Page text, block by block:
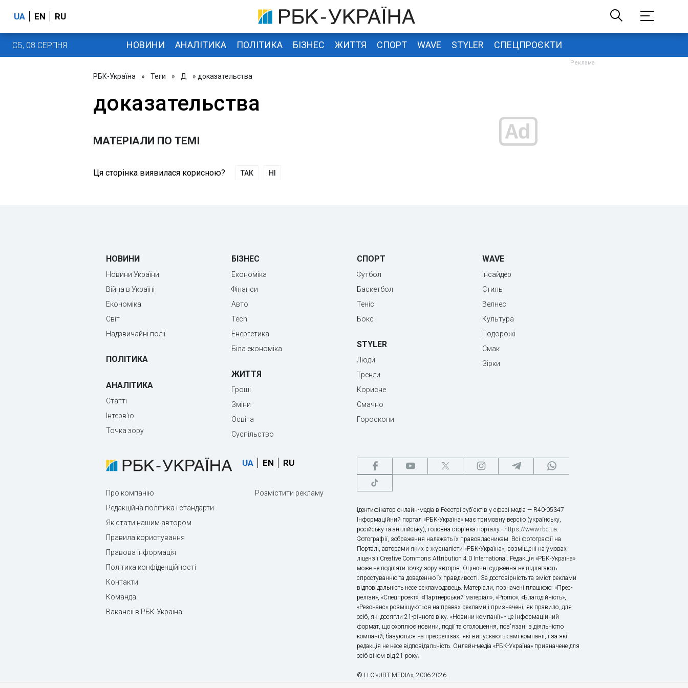
UA EN RU
СБ, 08 СЕРПНЯ НОВИНИ АНАЛІТИКА ПОЛІТИКА БІЗНЕС ЖИТТЯ СПОРТ WAVE STYLER СПЕЦПРОЄКТИ
РБК-Україна » Теги » Д » доказательства
доказательства
МАТЕРІАЛИ ПО ТЕМІ
Ця сторінка виявилася корисною? ТАК НІ
НОВИНИ
Новини України
Війна в Україні
Економіка
Світ
Надзвичайні події
ПОЛІТИКА
АНАЛІТИКА
Статті
Інтерв'ю
Точка зору
БІЗНЕС
Економіка
Фінанси
Авто
Tech
Енергетика
Біла економіка
ЖИТТЯ
Гроші
Зміни
Освіта
Суспільство
СПОРТ
Футбол
Баскетбол
Теніс
Бокс
STYLER
Люди
Тренди
Корисне
Смачно
Гороскопи
WAVE
Інсайдер
Стиль
Велнес
Культура
Подорожі
Смак
Зірки
UA EN RU
Про компанію
Редакційна політика і стандарти
Як стати нашим автором
Правила користування
Правова інформація
Політика конфіденційності
Контакти
Команда
Вакансії в РБК-Україна
Розмістити рекламу
Ідентифікатор онлайн-медіа в Реєстрі суб’єктів у сфері медіа — R40-05347
Інформаційний портал «РБК-Україна» має тримовну версію (українську,
російську та англійську), головна сторінка порталу - https://www.rbc.ua.
Фотографії, зображення належать їх правовласникам. Всі фотографії на
Порталі, авторами яких є журналісти «РБК-Україна», розміщені на умовах
ліцензії Creative Commons Attribution 4.0 International. Редакція «РБК-Україна»
може не поділяти точку зору авторів. Оціночні судження не підлягають
спростуванню та доведенню їх правдивості. За достовірність та зміст реклами
відповідальність несе рекламодавець. Матеріали, позначені плашкою: «Прес-
релізи», «Спецпроект», «Партнерський матеріал», «Promo», «Благодійність»,
«Резонанс» розміщуються на правах реклами і призначені, як правило, для
осіб, які досягли 21-річного віку. «Новини компанії» - це інформаційний
формат, що охоплює новини, події та оголошення, пов'язані з діяльністю
компаній, базуються на пресрелізах, які випускають самі компанії, і за які
редакція не несе відповідальність. Онлайн-медіа «РБК-Україна» призначене для
осіб віком від 21 року.
© LLC «UBT MEDIA», 2006-2026.